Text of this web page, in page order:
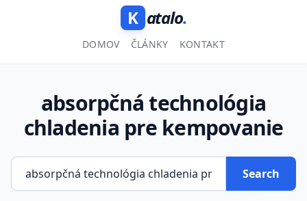
K atalo.
DOMOV ČLÁNKY KONTAKT
absorpčná technológia
chladenia pre kempovanie
Search